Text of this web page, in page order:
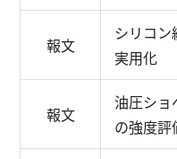
報文
シリコン
実用化
報文
油圧シ
の強度評